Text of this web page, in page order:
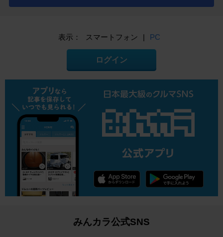
表示： スマートフォン | PC
ログイン
みんカラ公式SNS